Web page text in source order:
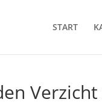
START